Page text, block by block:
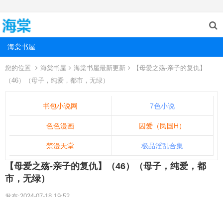
海棠书屋
您的位置 海棠书屋 海棠书屋最新更新
【母爱之殇-亲子的复仇】
（46）（母子，纯爱，都市，无绿）
书包小说网 7色小说
色色漫画 囚爱（民国H）
禁漫天堂 极品淫乱合集
【母爱之殇-亲子的复仇】（46）（母子，纯爱，都
市，无绿）